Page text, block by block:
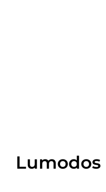
Lumodos